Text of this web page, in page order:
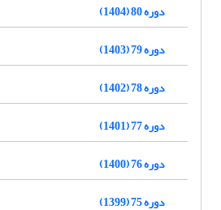
دوره 80 (1404)
دوره 79 (1403)
دوره 78 (1402)
دوره 77 (1401)
دوره 76 (1400)
دوره 75 (1399)